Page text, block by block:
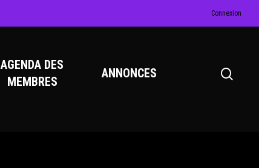
Connexion
AGENDA DES
MEMBRES
ANNONCES